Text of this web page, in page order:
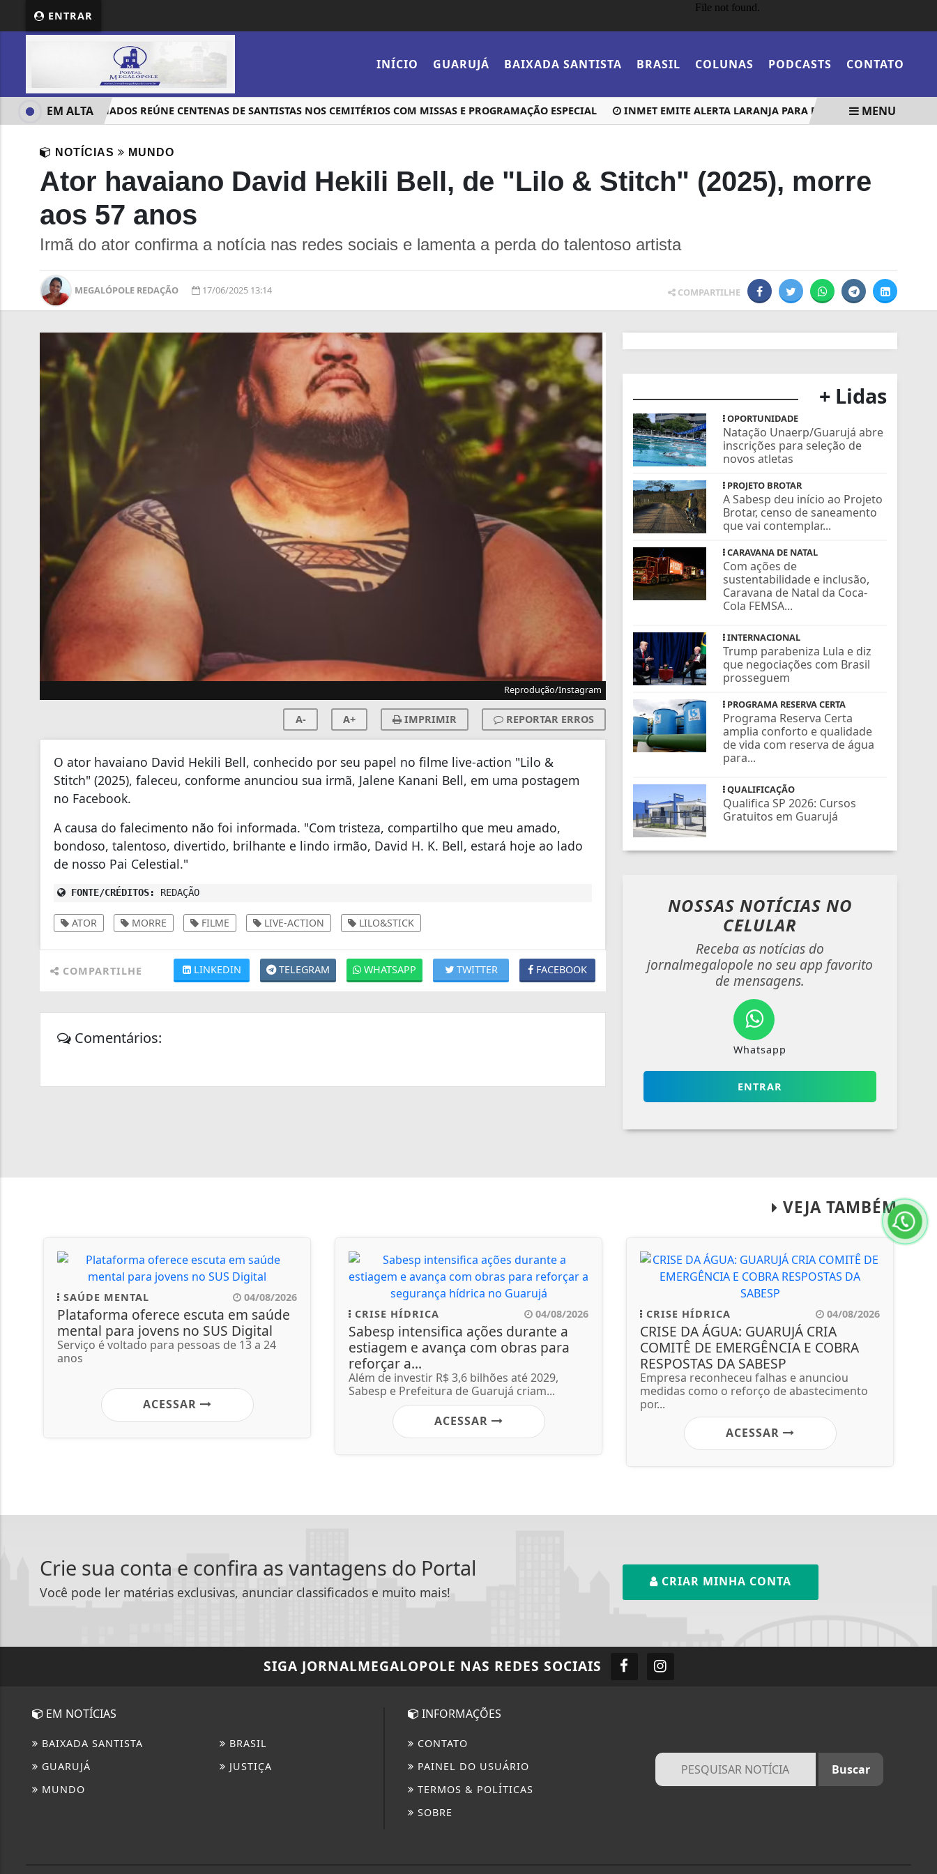
ENTRAR
INÍCIO GUARUJÁ BAIXADA SANTISTA BRASIL COLUNAS PODCASTS CONTATO
DIA DE FINADOS REÚNE CENTENAS DE SANTISTAS NOS CEMITÉRIOS COM MISSAS E PROGRAMAÇÃO ESPECIAL INMET EMITE ALERTA LARANJA PARA BAIXA UMIDADE NO DF E
EM ALTA MENU
NOTÍCIAS MUNDO
Ator havaiano David Hekili Bell, de "Lilo & Stitch" (2025), morre
aos 57 anos
Irmã do ator confirma a notícia nas redes sociais e lamenta a perda do talentoso artista
MEGALÓPOLE REDAÇÃO 17/06/2025 13:14 COMPARTILHE
Reprodução/Instagram
A- A+ IMPRIMIR REPORTAR ERROS
O ator havaiano David Hekili Bell, conhecido por seu papel no filme live-action "Lilo &
Stitch" (2025), faleceu, conforme anunciou sua irmã, Jalene Kanani Bell, em uma postagem
no Facebook.
A causa do falecimento não foi informada. "Com tristeza, compartilho que meu amado,
bondoso, talentoso, divertido, brilhante e lindo irmão, David H. K. Bell, estará hoje ao lado
de nosso Pai Celestial."
FONTE/CRÉDITOS: REDAÇÃO
ATOR MORRE FILME LIVE-ACTION LILO&STICK
COMPARTILHE FACEBOOK
TWITTER
WHATSAPP
TELEGRAM
LINKEDIN
Comentários:
+ Lidas
OPORTUNIDADE
Natação Unaerp/Guarujá abre
inscrições para seleção de
novos atletas
PROJETO BROTAR
A Sabesp deu início ao Projeto
Brotar, censo de saneamento
que vai contemplar...
CARAVANA DE NATAL
Com ações de
sustentabilidade e inclusão,
Caravana de Natal da Coca-
Cola FEMSA...
INTERNACIONAL
Trump parabeniza Lula e diz
que negociações com Brasil
prosseguem
PROGRAMA RESERVA CERTA
Programa Reserva Certa
amplia conforto e qualidade
de vida com reserva de água
para...
QUALIFICAÇÃO
Qualifica SP 2026: Cursos
Gratuitos em Guarujá
NOSSAS NOTÍCIAS NO
CELULAR
Receba as notícias do
jornalmegalopole no seu app favorito
de mensagens.
Whatsapp
ENTRAR
VEJA TAMBÉM
SAÚDE MENTAL 04/08/2026
Plataforma oferece escuta em saúde
mental para jovens no SUS Digital
Serviço é voltado para pessoas de 13 a 24
anos
ACESSAR
CRISE HÍDRICA 04/08/2026
Sabesp intensifica ações durante a
estiagem e avança com obras para
reforçar a...
Além de investir R$ 3,6 bilhões até 2029,
Sabesp e Prefeitura de Guarujá criam...
ACESSAR
CRISE HÍDRICA 04/08/2026
CRISE DA ÁGUA: GUARUJÁ CRIA
COMITÊ DE EMERGÊNCIA E COBRA
RESPOSTAS DA SABESP
Empresa reconheceu falhas e anunciou
medidas como o reforço de abastecimento
por...
ACESSAR
Crie sua conta e confira as vantagens do Portal
Você pode ler matérias exclusivas, anunciar classificados e muito mais!
CRIAR MINHA CONTA
SIGA JORNALMEGALOPOLE NAS REDES SOCIAIS
EM NOTÍCIAS
BAIXADA SANTISTA
BRASIL
GUARUJÁ
JUSTIÇA
MUNDO
INFORMAÇÕES
CONTATO
PAINEL DO USUÁRIO
TERMOS & POLÍTICAS
SOBRE